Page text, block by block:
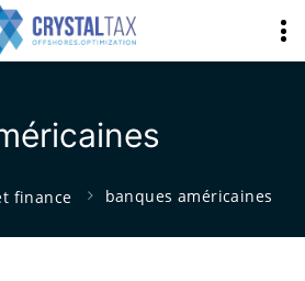
finance banques américaines